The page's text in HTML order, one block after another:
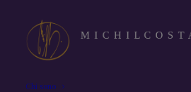
Chi sono